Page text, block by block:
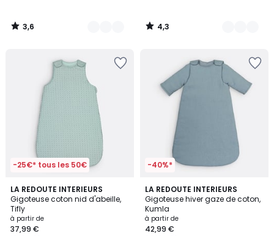
29,99
€
programme
€.
3,6
/
4,3
/
-25€* tous les 50€
LA REDOUTE INTERIEURS
Gigoteuse coton nid d'abeille,
Tifly
à partir de
37,99 €
4,3
/ 5
2
Couleurs
-40%*
LA REDOUTE INTERIEURS
Gigoteuse hiver gaze de coton,
Kumla
à partir de
42,99 €
4,2
/ 5
5
Couleurs